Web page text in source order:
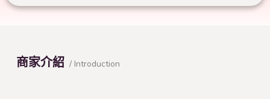
商家介紹 / Introduction